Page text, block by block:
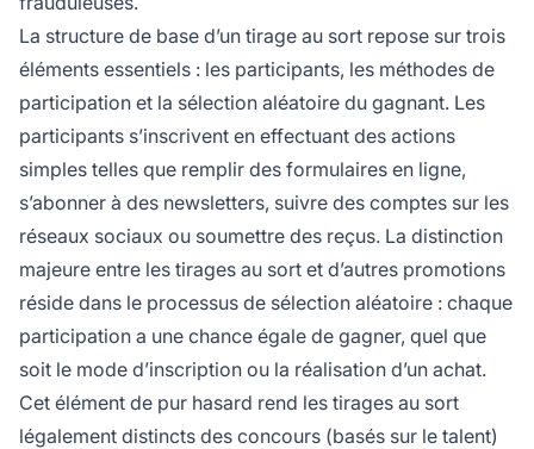
La structure de base d’un tirage au sort repose sur trois
éléments essentiels : les participants, les méthodes de
participation et la sélection aléatoire du gagnant. Les
participants s’inscrivent en effectuant des actions
simples telles que remplir des formulaires en ligne,
s’abonner à des newsletters, suivre des comptes sur les
réseaux sociaux ou soumettre des reçus. La distinction
majeure entre les tirages au sort et d’autres promotions
réside dans le processus de sélection aléatoire : chaque
participation a une chance égale de gagner, quel que
soit le mode d’inscription ou la réalisation d’un achat.
Cet élément de pur hasard rend les tirages au sort
légalement distincts des concours (basés sur le talent)